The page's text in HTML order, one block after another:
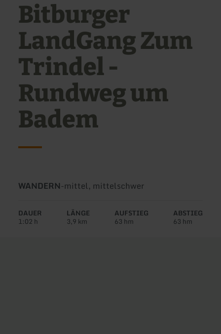
Bitburger
LandGang Zum
Trindel -
Rundweg um
Badem
Art
Tour:
WANDERN-Schwierigkeit:
mittel, mittelschwer
DAUER
1:02 h
LÄNGE
3,9 km
AUFSTIEG
63 hm
ABSTIEG
63 hm